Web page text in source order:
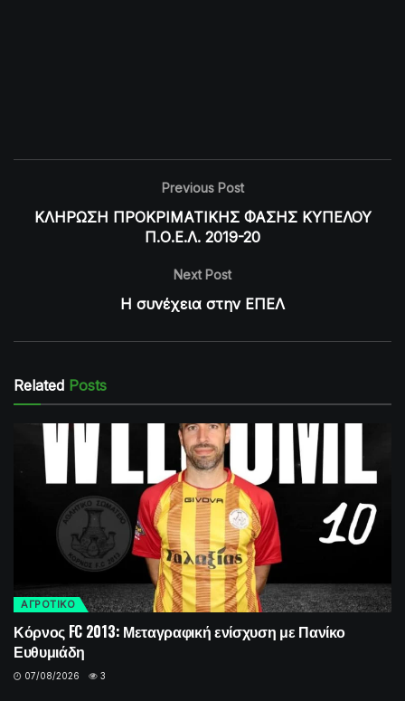
Previous Post
ΚΛΗΡΩΣΗ ΠΡΟΚΡΙΜΑΤΙΚΗΣ ΦΑΣΗΣ ΚΥΠΕΛΟΥ
Π.Ο.Ε.Λ. 2019-20
Next Post
Η συνέχεια στην ΕΠΕΛ
Related Posts
ΑΓΡΟΤΙΚΟ
Κόρνος FC 2013: Μεταγραφική ενίσχυση με Πανίκο
Ευθυμιάδη
07/08/2026 3